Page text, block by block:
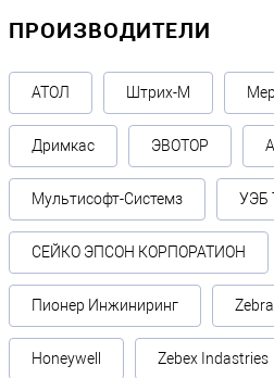
ПРОИЗВОДИТЕЛИ
АТОЛ Штрих-М
Дримкас ЭВОТОР
Мультисофт-Системз УЭБ
СЕЙКО ЭПСОН КОРПОРАТИОН
Пионер Инжиниринг
Honeywell Zebex Indastries